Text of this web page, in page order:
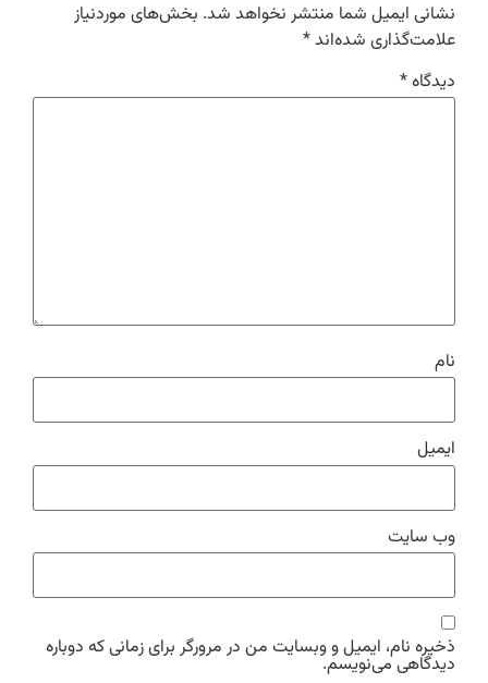
نشانی ایمیل شما منتشر نخواهد شد. بخش‌های موردنیاز
علامت‌گذاری شده‌اند*
دیدگاه*
نام
ایمیل
وب‌ سایت
ذخیره نام، ایمیل و وبسایت من در مرورگر برای زمانی که دوباره
دیدگاهی می‌نویسم.